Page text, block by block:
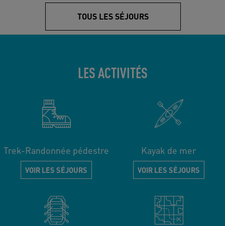
TOUS LES SÉJOURS
LES ACTIVITÉS
Trek-Randonnée pédestre
VOIR LES SÉJOURS
Kayak de mer
VOIR LES SÉJOURS